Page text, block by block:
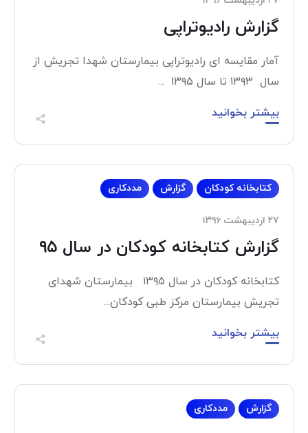
گزارش رادیوتراپی
آمار مقایسه ای رادیوتراپی بیمارستان شهدا تجریش از
سال ۱۳۹۳ تا سال ۱۳۹۵ ...
بیشتر بخوانید
کتابخانه کودکان گزارش مددکاری
۲۷ اردیبهشت ۱۳۹۶
گزارش کتابخانه کودکان در سال ۹۵
کتابخانه کودکان در سال ۱۳۹۵ بیمارستان شهدای
تجریش بیمارستان مرکز طبی کودکان...
بیشتر بخوانید
گزارش مددکاری